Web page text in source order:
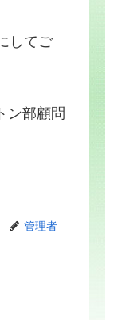
してご
ン部顧問
管理者